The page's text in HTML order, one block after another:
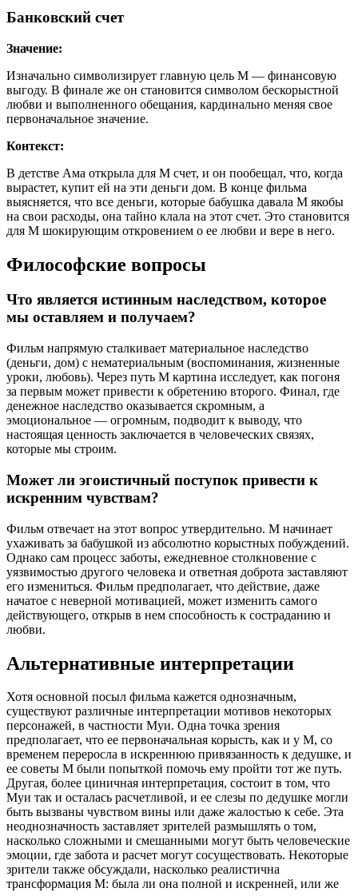
Банковский счет
Значение:
Изначально символизирует главную цель М — финансовую
выгоду. В финале же он становится символом бескорыстной
любви и выполненного обещания, кардинально меняя свое
первоначальное значение.
Контекст:
В детстве Ама открыла для М счет, и он пообещал, что, когда
вырастет, купит ей на эти деньги дом. В конце фильма
выясняется, что все деньги, которые бабушка давала М якобы
на свои расходы, она тайно клала на этот счет. Это становится
для М шокирующим откровением о ее любви и вере в него.
Философские вопросы
Что является истинным наследством, которое
мы оставляем и получаем?
Фильм напрямую сталкивает материальное наследство
(деньги, дом) с нематериальным (воспоминания, жизненные
уроки, любовь). Через путь М картина исследует, как погоня
за первым может привести к обретению второго. Финал, где
денежное наследство оказывается скромным, а
эмоциональное — огромным, подводит к выводу, что
настоящая ценность заключается в человеческих связях,
которые мы строим.
Может ли эгоистичный поступок привести к
искренним чувствам?
Фильм отвечает на этот вопрос утвердительно. М начинает
ухаживать за бабушкой из абсолютно корыстных побуждений.
Однако сам процесс заботы, ежедневное столкновение с
уязвимостью другого человека и ответная доброта заставляют
его измениться. Фильм предполагает, что действие, даже
начатое с неверной мотивацией, может изменить самого
действующего, открыв в нем способность к состраданию и
любви.
Альтернативные интерпретации
Хотя основной посыл фильма кажется однозначным,
существуют различные интерпретации мотивов некоторых
персонажей, в частности Муи. Одна точка зрения
предполагает, что ее первоначальная корысть, как и у М, со
временем переросла в искреннюю привязанность к дедушке, и
ее советы М были попыткой помочь ему пройти тот же путь.
Другая, более циничная интерпретация, состоит в том, что
Муи так и осталась расчетливой, и ее слезы по дедушке могли
быть вызваны чувством вины или даже жалостью к себе. Эта
неоднозначность заставляет зрителей размышлять о том,
насколько сложными и смешанными могут быть человеческие
эмоции, где забота и расчет могут сосуществовать. Некоторые
зрители также обсуждали, насколько реалистична
трансформация М: была ли она полной и искренней, или же